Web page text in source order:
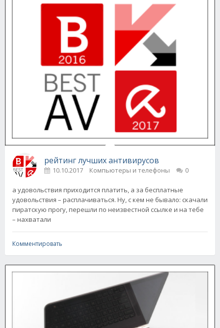
рейтинг лучших антивирусов
10.10.2017 Компьютеры и телефоны 0
а удовольствия приходится платить, а за бесплатные
удовольствия – расплачиваться. Ну, с кем не бывало: скачали
пиратскую прогу, перешли по неизвестной ссылке и на тебе
– нахватали
Комментировать